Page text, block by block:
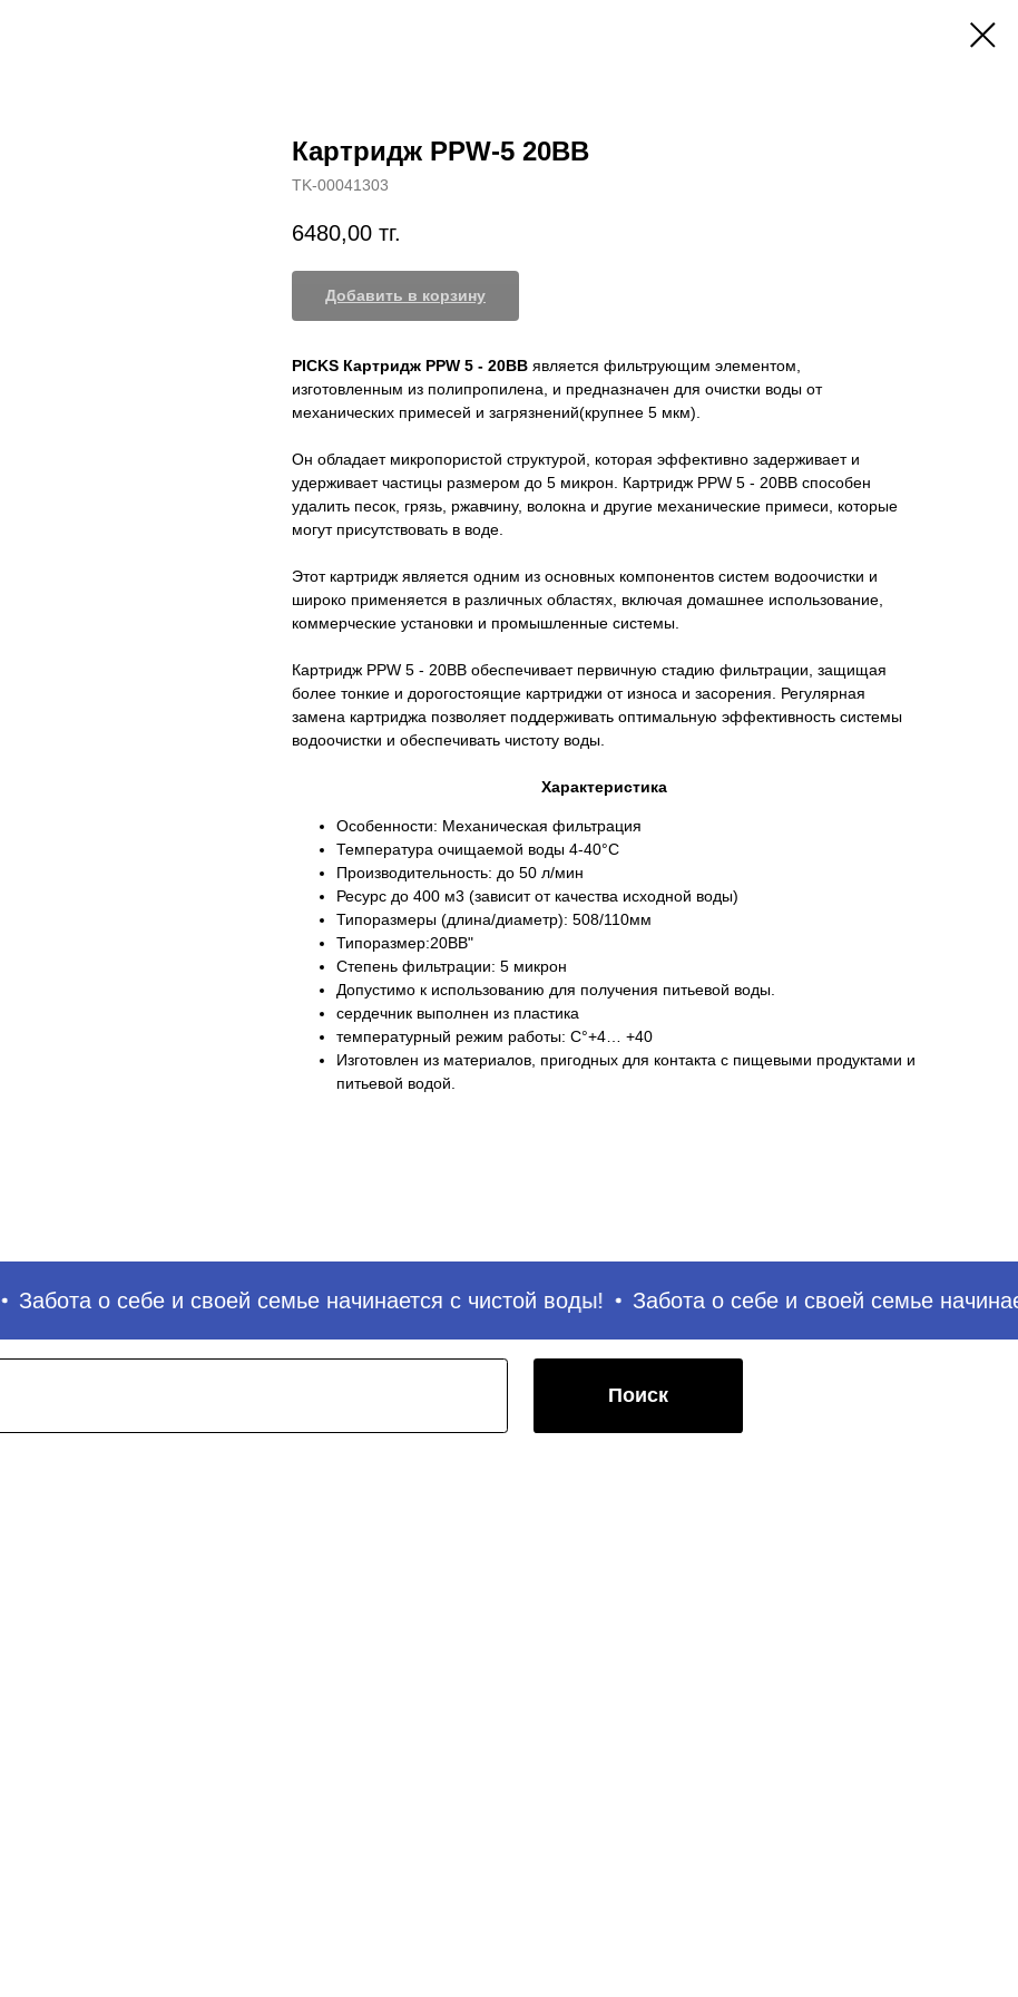
Картридж PPW-5 20BB
TK-00041303
6480,00 тг.
Добавить в корзину
PICKS Картридж PPW 5 - 20BB является фильтрующим элементом,
изготовленным из полипропилена, и предназначен для очистки воды от
механических примесей и загрязнений(крупнее 5 мкм).
Он обладает микропористой структурой, которая эффективно задерживает и
удерживает частицы размером до 5 микрон. Картридж PPW 5 - 20BB способен
удалить песок, грязь, ржавчину, волокна и другие механические примеси, которые
могут присутствовать в воде.
Этот картридж является одним из основных компонентов систем водоочистки и
широко применяется в различных областях, включая домашнее использование,
коммерческие установки и промышленные системы.
Картридж PPW 5 - 20BB обеспечивает первичную стадию фильтрации, защищая
более тонкие и дорогостоящие картриджи от износа и засорения. Регулярная
замена картриджа позволяет поддерживать оптимальную эффективность системы
водоочистки и обеспечивать чистоту воды.
Характеристика
Особенности: Механическая фильтрация
Температура очищаемой воды 4-40°С
Производительность: до 50 л/мин
Ресурс до 400 м3 (зависит от качества исходной воды)
Типоразмеры (длина/диаметр): 508/110мм
Типоразмер:20BB"
Степень фильтрации: 5 микрон
Допустимо к использованию для получения питьевой воды.
сердечник выполнен из пластика
температурный режим работы: C°+4… +40
Изготовлен из материалов, пригодных для контакта с пищевыми продуктами и
питьевой водой.
Забота о себе и своей семье начинается с чистой воды! Забота о себе и своей семье